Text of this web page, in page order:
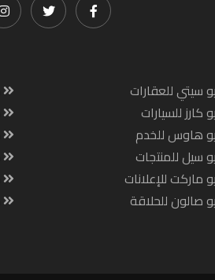
سيتي للعقارات
كارز للسيارات
هاوس للخدم
سيل للمنتجات
ماركت للإعلانات
صالون للحلاقة